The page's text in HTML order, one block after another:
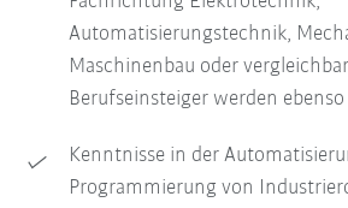
Automatisierungstechnik,
Maschinenbau oder
Berufseinsteiger werden
Kenntnisse in der
Programmierung von